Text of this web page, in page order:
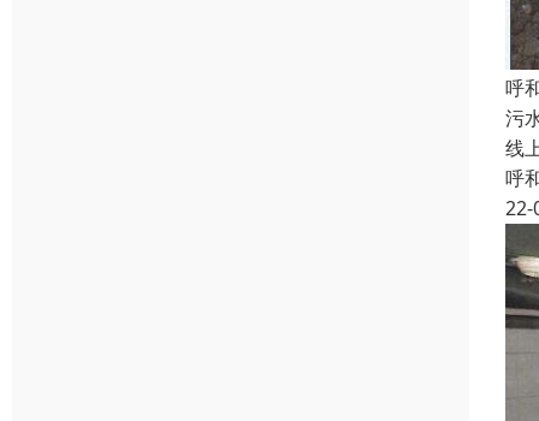
呼
污
线
呼
22-